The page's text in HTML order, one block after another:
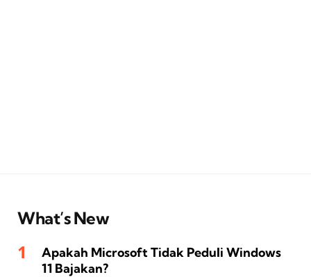
What’s New
Apakah Microsoft Tidak Peduli Windows
11 Bajakan?